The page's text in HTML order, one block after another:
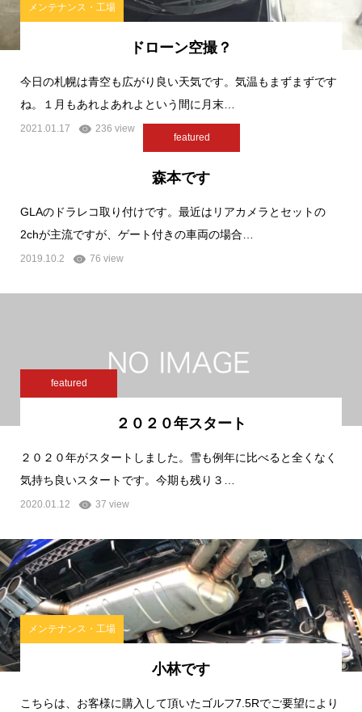
メンテナンス・工場
ドローン空撮？
今日の札幌は青空も広がり良い天気です。気温もまずまずです
ね。１月もあれよあれよという間に月末…
2021.01.17 236 view
featured
森本です
GLAのドラレコ取り付けです。最近はリアカメラとセットの
2chが主流ですが、ゲート付きの車両の場合…
2019.10.2 76 view
featured
２０２０年スタート
２０２０年がスタートしました。雪も例年に比べると全くなく
気持ち良いスタートです。今期も残り３…
2020.01.12 37 view
メンテナンス・工場
小林です
こちらは、お客様に購入して頂いたゴルフ7.5Rでご要望により